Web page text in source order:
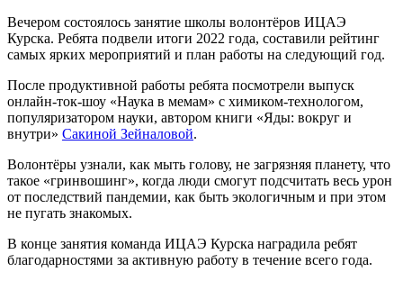
Вечером состоялось занятие школы волонтёров ИЦАЭ
Курска. Ребята подвели итоги 2022 года, составили рейтинг
самых ярких мероприятий и план работы на следующий год.
После продуктивной работы ребята посмотрели выпуск
онлайн-ток-шоу «Наука в мемам» с химиком-технологом,
популяризатором науки, автором книги «Яды: вокруг и
внутри» Сакиной Зейналовой.
Волонтёры узнали, как мыть голову, не загрязняя планету, что
такое «гринвошинг», когда люди смогут подсчитать весь урон
от последствий пандемии, как быть экологичным и при этом
не пугать знакомых.
В конце занятия команда ИЦАЭ Курска наградила ребят
благодарностями за активную работу в течение всего года.